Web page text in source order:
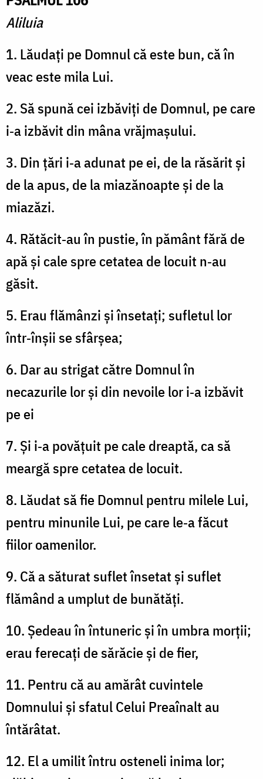
Aliluia
1. Lăudați pe Domnul că este bun, că în
veac este mila Lui.
2. Să spună cei izbăviți de Domnul, pe care
i‑a izbăvit din mâna vrăjmașului.
3. Din țări i‑a adunat pe ei, de la răsărit și
de la apus, de la miazănoapte și de la
miazăzi.
4. Rătăcit‑au în pustie, în pământ fără de
apă și cale spre cetatea de locuit n‑au
găsit.
5. Erau flămânzi și însetați; sufletul lor
într‑înșii se sfârșea;
6. Dar au strigat către Domnul în
necazurile lor și din nevoile lor i‑a izbăvit
pe ei
7. Și i‑a povățuit pe cale dreaptă, ca să
meargă spre cetatea de locuit.
8. Lăudat să fie Domnul pentru milele Lui,
pentru minunile Lui, pe care le‑a făcut
fiilor oamenilor.
9. Că a săturat suflet însetat și suflet
flămând a umplut de bunătăți.
10. Ședeau în întuneric și în umbra morții;
erau ferecați de sărăcie și de fier,
11. Pentru că au amărât cuvintele
Domnului și sfatul Celui Preaînalt au
întărâtat.
12. El a umilit întru osteneli inima lor;